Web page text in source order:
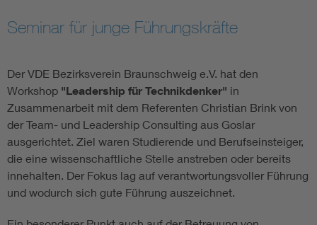
Electromobility
Energy efficiency
Seminar für junge Führungskräfte
Der VDE Bezirksverein Braunschweig e.V. hat den
Workshop "Leadership für Technikdenker" in
Zusammenarbeit mit dem Referenten Christian Brink von
der Team- und Leadership Consulting aus Goslar
ausgerichtet. Ziel waren Studierende und Berufseinsteiger,
die eine wissenschaftliche Stelle anstreben oder bereits
innehalten. Der Fokus lag auf verantwortungsvoller Führung
und wodurch sich gute Führung auszeichnet.